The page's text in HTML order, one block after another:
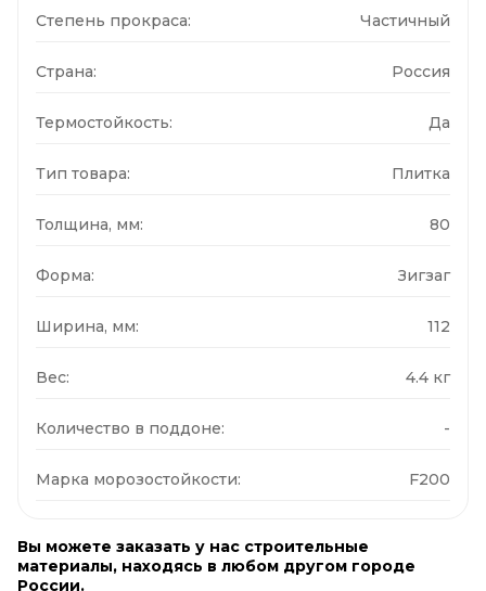
Степень прокраса: Частичный
Страна: Россия
Термостойкость: Да
Тип товара: Плитка
Толщина, мм: 80
Форма: Зигзаг
Ширина, мм: 112
Вес: 4.4 кг
Количество в поддоне: -
Марка морозостойкости: F200
Вы можете заказать у нас строительные
материалы, находясь в любом другом городе
России.